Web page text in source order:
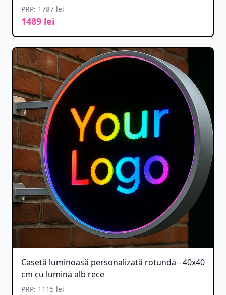
PRP: 1787 lei
1489 lei
Casetă luminoasă personalizată rotundă - 40x40
cm cu lumină alb rece
PRP: 1115 lei